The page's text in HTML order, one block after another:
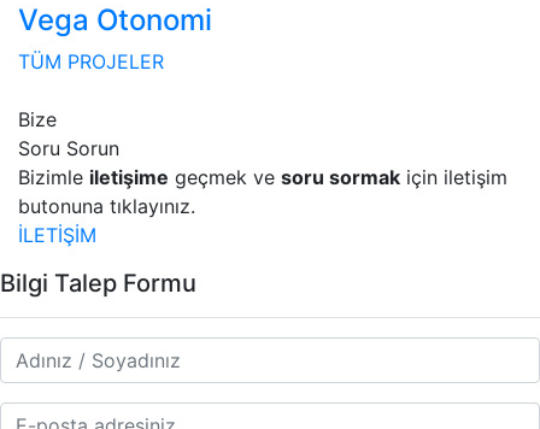
Vega Otonomi
TÜM PROJELER
Bize
Soru Sorun
Bizimle iletişime geçmek ve soru sormak için iletişim
butonuna tıklayınız.
İLETİŞİM
Bilgi Talep Formu